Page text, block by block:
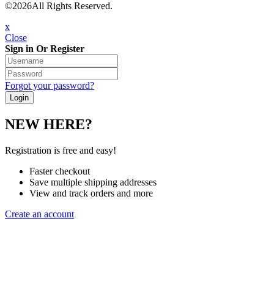
©2026All Rights Reserved.
x
Close
Sign in Or Register
Forgot your password?
NEW HERE?
Registration is free and easy!
Faster checkout
Save multiple shipping addresses
View and track orders and more
Create an account